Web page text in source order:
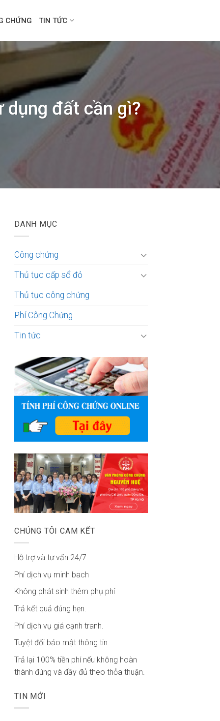
CHỨNG TIN TỨC
dụng đất cần gì?
DANH MỤC
Công chứng
Thủ tục cấp sổ đỏ
Thủ tục công chứng
Phí Công Chứng
Tin tức
CHÚNG TÔI CAM KẾT
Hỗ trợ và tư vấn 24/7
Phí dịch vụ minh bach
Không phát sinh thêm phụ phí
Trả kết quả đúng hẹn.
Phí dịch vụ giá cạnh tranh.
Tuyệt đối bảo mật thông tin.
Trả lại 100% tiền phí nếu không hoàn
thành đúng và đầy đủ theo thỏa thuận.
TIN MỚI